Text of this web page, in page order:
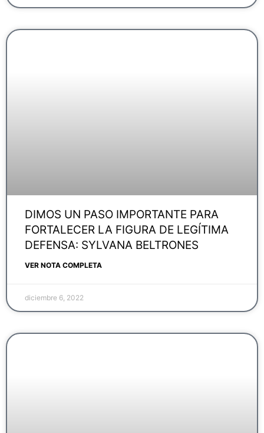
DIMOS UN PASO IMPORTANTE PARA
FORTALECER LA FIGURA DE LEGÍTIMA
DEFENSA: SYLVANA BELTRONES
VER NOTA COMPLETA
diciembre 6, 2022